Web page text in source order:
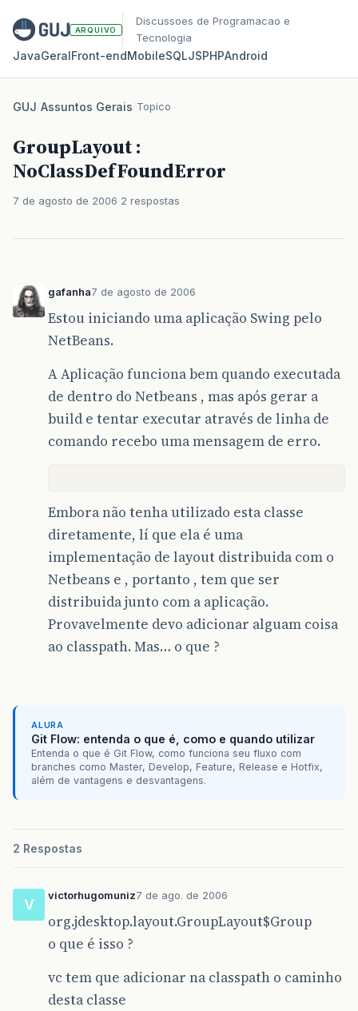
ARQUIVO
Discussoes de Programacao e
Tecnologia
JavaGeralFront‑endMobileSQLJSPHPAndroid
GUJ/Assuntos Gerais/Topico
GroupLayout :
NoClassDefFoundError
7 de agosto de 2006 2 respostas
gafanha7 de agosto de 2006
Estou iniciando uma aplicação Swing pelo
NetBeans.
A Aplicação funciona bem quando executada
de dentro do Netbeans , mas após gerar a
build e tentar executar através de linha de
comando recebo uma mensagem de erro.
Embora não tenha utilizado esta classe
diretamente, lí que ela é uma
implementação de layout distribuida com o
Netbeans e , portanto , tem que ser
distribuida junto com a aplicação.
Provavelmente devo adicionar alguam coisa
ao classpath. Mas… o que ?
ALURA
Git Flow: entenda o que é, como e quando utilizar
Entenda o que é Git Flow, como funciona seu fluxo com
branches como Master, Develop, Feature, Release e Hotfix,
além de vantagens e desvantagens.
2 Respostas
V
victorhugomuniz7 de ago. de 2006
org.jdesktop.layout.GroupLayout$Group
o que é isso ?
vc tem que adicionar na classpath o caminho
desta classe